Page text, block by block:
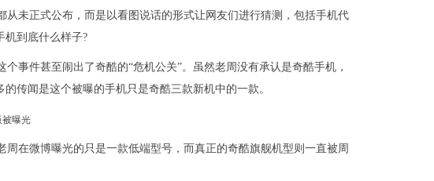
从未正式公布，而是以看图说话的形式让网友们进行猜测，包括手机代
机到底什么样子?
事件甚至闹出了奇酷的“危机公关”。虽然老周没有承认是奇酷手机，
传闻是这个被曝的手机只是奇酷三款新机中的一款。
在微博曝光的只是一款低端型号，而真正的奇酷旗舰机型则一直被周